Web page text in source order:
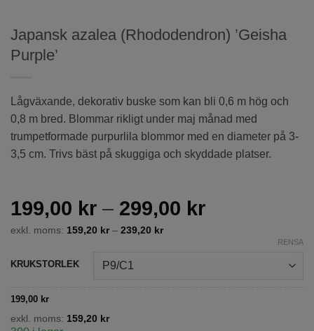
Japansk azalea (Rhododendron) ’Geisha
Purple’
Lågväxande, dekorativ buske som kan bli 0,6 m hög och
0,8 m bred. Blommar rikligt under maj månad med
trumpetformade purpurlila blommor med en diameter på 3-
3,5 cm. Trivs bäst på skuggiga och skyddade platser.
199,00 kr – 299,00 krPrisintervall:
299,00 kr
exkl. moms: 159,20 kr– 239,20 kr
KRUKSTORLEK
RENSA
199,00 kr
exkl. moms: 159,20 kr